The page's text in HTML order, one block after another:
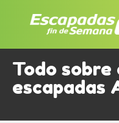
Todo
escapadas